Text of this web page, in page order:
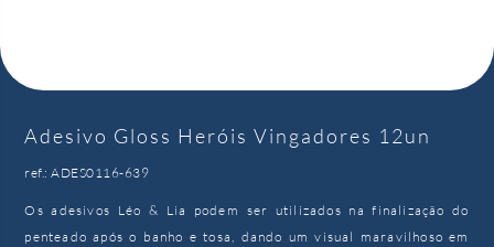
Adesivo Gloss Heróis Vingadores 12un
ref.: ADES0116-639
Os adesivos Léo & Lia podem ser utilizados na finalização do
penteado após o banho e tosa, dando um visual maravilhoso em